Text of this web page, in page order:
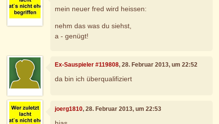
mein neuer fred wird heissen:
nehm das was du siehst,
a - genügt!
Ex-Sauspieler #119808, 28. Februar 2013, um 22:52
da bin ich überqualifiziert
joerg1810, 28. Februar 2013, um 22:53